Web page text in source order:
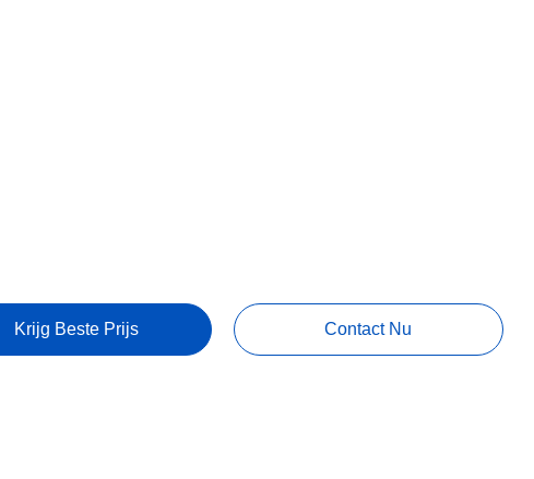
Krijg Beste Prijs Contact Nu